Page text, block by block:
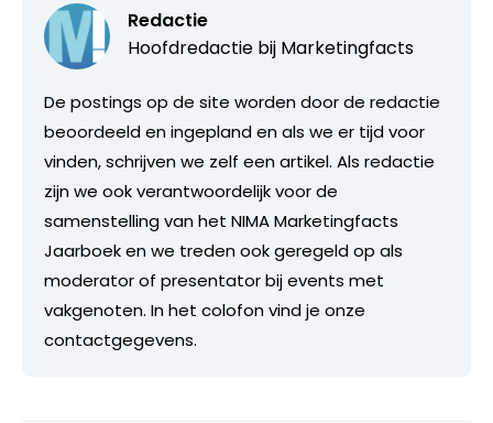
Redactie
Hoofdredactie bij Marketingfacts
De postings op de site worden door de redactie
beoordeeld en ingepland en als we er tijd voor
vinden, schrijven we zelf een artikel. Als redactie
zijn we ook verantwoordelijk voor de
samenstelling van het NIMA Marketingfacts
Jaarboek en we treden ook geregeld op als
moderator of presentator bij events met
vakgenoten. In het colofon vind je onze
contactgegevens.